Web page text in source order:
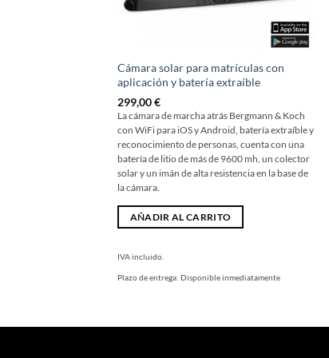
Cámara solar para matrículas con
aplicación y batería extraíble
299,00€
La cámara de marcha atrás Bergmann & Koch
con WiFi para iOS y Android, batería extraíble y
reconocimiento de personas, cuenta con una
batería de litio de más de 9600 mh, un colector
solar y un imán de alta resistencia en la base de
la cámara.
AÑADIR AL CARRITO
IVA incluido.
Plazo de entrega: Disponible inmediatamente